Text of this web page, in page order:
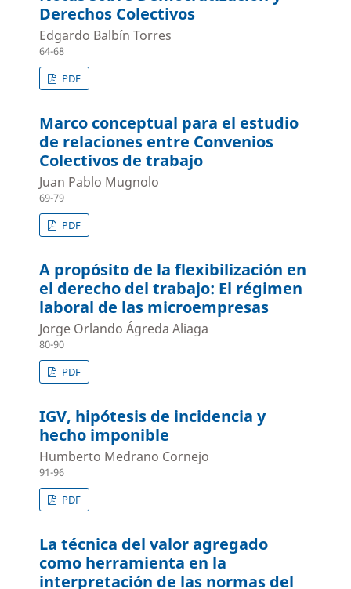
Derechos Colectivos
Edgardo Balbín Torres
64-68
PDF
Marco conceptual para el estudio
de relaciones entre Convenios
Colectivos de trabajo
Juan Pablo Mugnolo
69-79
PDF
A propósito de la flexibilización en
el derecho del trabajo: El régimen
laboral de las microempresas
Jorge Orlando Ágreda Aliaga
80-90
PDF
IGV, hipótesis de incidencia y
hecho imponible
Humberto Medrano Cornejo
91-96
PDF
La técnica del valor agregado
como herramienta en la
interpretación de las normas del